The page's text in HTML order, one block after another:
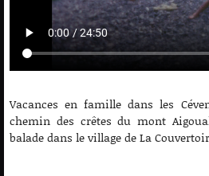
Vacances en famille dans les
chemin des crêtes du mont
balade dans le village de La